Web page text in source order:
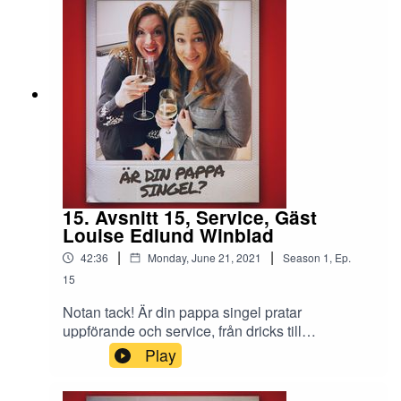
inte dagens avsnitt med skådespelaren Mikael
Tornving om konflikter, 3 chanser, militären och
mycket mer.Du hittar oss med fördel på
@pappasingel, där vi lägger upp gränslösa filmer
på gränslöst beteende och där du gärna får ställa
lyssnarfrågor till avsnitten.
15. Avsnitt 15, Service, Gäst
Louise Edlund Winblad
42:36 | Monday, June 21, 2021 | Season 1, Ep.
15
Notan tack! Är din pappa singel pratar
uppförande och service, från dricks till
uppgradering.Måste man prata med sin frisör och
vad gör man om frisören inte vill prata med en
själv?Är det alltid ett bra lackmustest på någons
Play